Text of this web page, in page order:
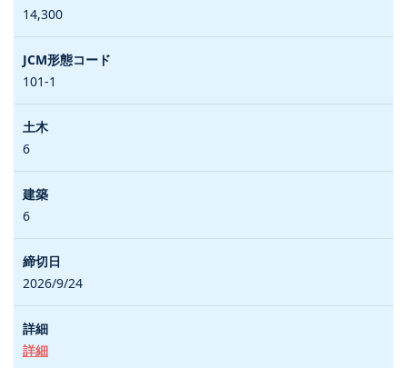
14,300
101-1
6
6
2026/9/24
詳細